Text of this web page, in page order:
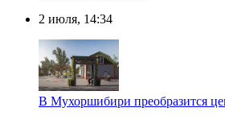
2 июля, 14:34
В Мухоршибири преобразится